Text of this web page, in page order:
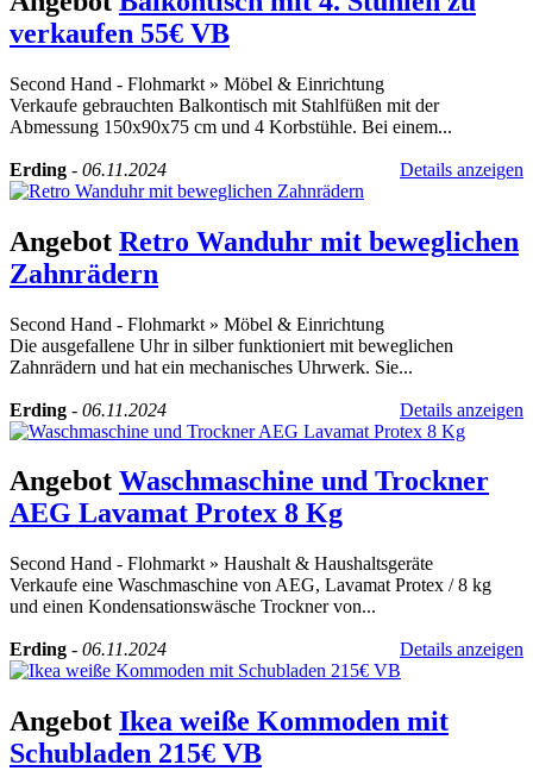
verkaufen 55€ VB
Second Hand - Flohmarkt » Möbel & Einrichtung
Verkaufe gebrauchten Balkontisch mit Stahlfüßen mit der
Abmessung 150x90x75 cm und 4 Korbstühle. Bei einem...
Erding - 06.11.2024 Details anzeigen
Angebot Retro Wanduhr mit beweglichen
Zahnrädern
Second Hand - Flohmarkt » Möbel & Einrichtung
Die ausgefallene Uhr in silber funktioniert mit beweglichen
Zahnrädern und hat ein mechanisches Uhrwerk. Sie...
Erding - 06.11.2024 Details anzeigen
Angebot Waschmaschine und Trockner
AEG Lavamat Protex 8 Kg
Second Hand - Flohmarkt » Haushalt & Haushaltsgeräte
Verkaufe eine Waschmaschine von AEG, Lavamat Protex / 8 kg
und einen Kondensationswäsche Trockner von...
Erding - 06.11.2024 Details anzeigen
Angebot Ikea weiße Kommoden mit
Schubladen 215€ VB